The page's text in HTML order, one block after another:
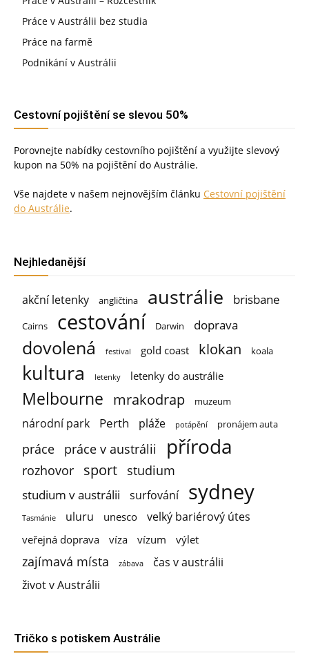
Práce v Austrálii bez studia
Práce na farmě
Podnikání v Austrálii
Cestovní pojištění se slevou 50%
Porovnejte nabídky cestovního pojištění a využijte slevový
kupon na 50% na pojištění do Austrálie.
Vše najdete v našem nejnovějším článku Cestovní pojištění
do Austrálie.
Nejhledanější
akční letenky angličtina austrálie brisbane
Cairns cestování Darwin doprava
dovolená festival gold coast klokan koala
kultura letenky letenky do austrálie
Melbourne mrakodrap muzeum
národní park Perth pláže potápění pronájem auta
práce práce v austrálii příroda
rozhovor sport studium
studium v austrálii surfování sydney
Tasmánie uluru unesco velký bariérový útes
veřejná doprava víza vízum výlet
zajímavá místa zábava
čas v austrálii
život v Austrálii
Tričko s potiskem Austrálie